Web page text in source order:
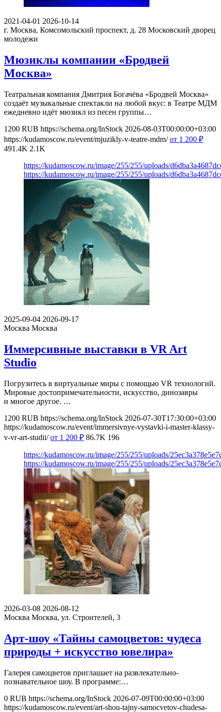
2021-04-01 2026-10-14
г. Москва, Комсомольский проспект, д. 28 Московский дворец
молодежи
Мюзиклы компании «Бродвей
Москва»
Театральная компания Дмитрия Богачёва «Бродвей Москва»
создаёт музыкальные спектакли на любой вкус: в Театре МДМ
ежедневно идёт мюзикл из песен группы…
1200 RUB https://schema.org/InStock 2026-08-03T00:00:00+03:00
https://kudamoscow.ru/event/mjuzikly-v-teatre-mdm/ от 1 200 ₽
491.4K 2.1K
https://kudamoscow.ru/image/255/255/uploads/
https://kudamoscow.ru/image/255/255/uploads/
2025-09-04 2026-09-17
Москва Москва
Иммерсивные выставки в VR Art
Studio
Погрузитесь в виртуальные миры с помощью VR технологий.
Мировые достопримечательности, искусство, динозавры
и многое другое. …
1200 RUB https://schema.org/InStock 2026-07-30T17:30:00+03:00
https://kudamoscow.ru/event/immersivnye-vystavki-i-master-klassy-
v-vr-art-studii/ от 1 200 ₽ 86.7K 196
https://kudamoscow.ru/image/255/255/uploads/
https://kudamoscow.ru/image/255/255/uploads/
2026-03-08 2026-08-12
Москва Москва, ул. Строителей, 3
Арт-шоу «Тайны самоцветов: чудеса
природы + искусство ювелира»
Галерея самоцветов приглашает на развлекательно-
познавательное шоу. В программе:…
0 RUB https://schema.org/InStock 2026-07-09T00:00:00+03:00
https://kudamoscow.ru/event/art-shou-tajny-samocvetov-chudesa-